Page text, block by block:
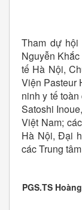
Tham dự
Nguyễn
tế Hà Nội,
Viện Pasteur
ninh y tế
Satoshi
Việt Nam;
Hà Nội, Đại
các Trung
PGS.TS